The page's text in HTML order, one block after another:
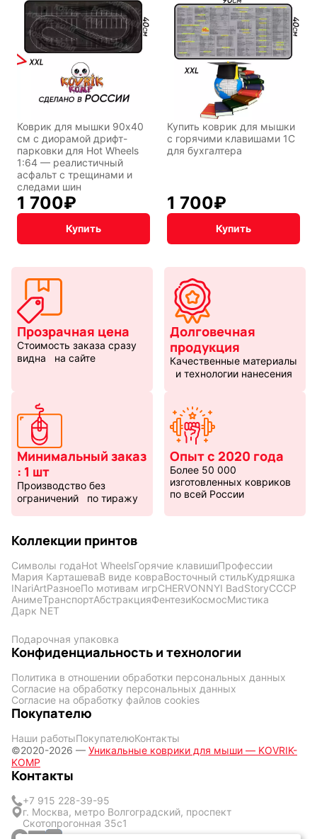
Коврик для мышки 90x40
см с диорамой дрифт-
парковки для Hot Wheels
1:64 — реалистичный
асфальт с трещинами и
следами шин
1 700₽
Купить
Купить коврик для мышки
с горячими клавишами 1С
для бухгалтера
1 700₽
Купить
Прозрачная цена
Стоимость заказа сразу
видна на сайте
Долговечная
продукция
Качественные материалы
и технологии нанесения
Минимальный заказ
: 1 шт
Производство без
ограничений по тиражу
Опыт с 2020 года
Более 50 000
изготовленных ковриков
по всей России
Коллекции принтов
Символы годаHot WheelsГорячие клавишиПрофессии
Мария КарташеваВ виде ковраВосточный стильКудряшка
INariArtРазноеПо мотивам игрCHERVONNYI BadStoryСССР
АнимеТранспортАбстракцияФентезиКосмосМистика
Дарк NET
Подарочная упаковка
Конфиденциальность и технологии
Политика в отношении обработки персональных данных
Согласие на обработку персональных данных
Согласие на обработку файлов cookies
Покупателю
Наши работыПокупателюКонтакты
©2020-2026 — Уникальные коврики для мыши — KOVRIK-
KOMP
Контакты
+7 915 228-39-95
г. Москва, метро Волгоградский, проспект
Скотопрогонная 35с1